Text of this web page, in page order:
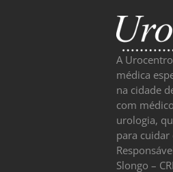
A
médica
na cidade
com
urologia,
para cuidar
Slongo –